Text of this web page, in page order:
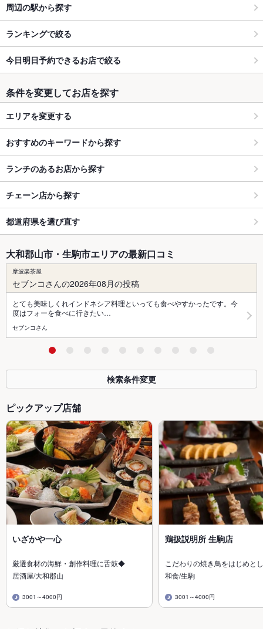
周辺の駅から探す
ランキングで絞る
今日明日予約できるお店で絞る
条件を変更してお店を探す
エリアを変更する
おすすめのキーワードから探す
ランチのあるお店から探す
チェーン店から探す
都道府県を選び直す
大和郡山市・生駒市エリアの最新口コミ
摩波楽茶屋
セブンコさんの2026年08月の投稿
とても美味しくれインドネシア料理といっても食べやすかったです。今
度はフォーを食べに行きたい…
セブンコさん
検索条件変更
ピックアップ店舗
いざかや一心
厳選食材の海鮮・創作料理に舌鼓◆
居酒屋/大和郡山
3001～4000円
鶏扱説明所 生駒店
こだわりの焼き鳥をはじめと
和食/生駒
3001～4000円